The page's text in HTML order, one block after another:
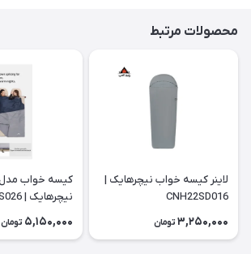
محصولات مرتبط
لاینر کیسه خواب نیچرهایک |
CNH22SD016
3,250,000 تومان
نیچرهایک | CNK2550WS026
5,150,000 تومان